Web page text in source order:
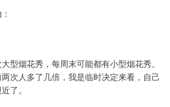
型烟花秀，每周末可能都有小型烟花秀。
次人多了几倍，我是临时决定来看，自己
了。